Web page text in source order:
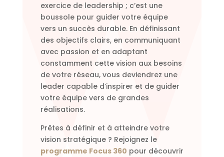
exercice de leadership ; c’est une
boussole pour guider votre équipe
vers un succès durable. En définissant
des objectifs clairs, en communiquant
avec passion et en adaptant
constamment cette vision aux besoins
de votre réseau, vous deviendrez une
leader capable d’inspirer et de guider
votre équipe vers de grandes
réalisations.
Prêtes à définir et à atteindre votre
vision stratégique ? Rejoignez le
programme Focus 360 pour découvrir